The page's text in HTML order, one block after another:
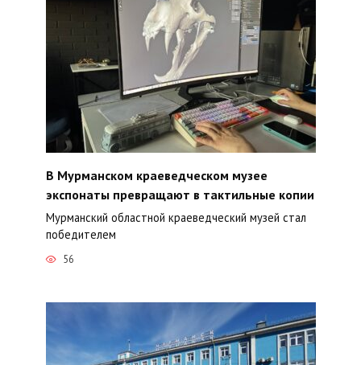
В Мурманском краеведческом музее
экспонаты превращают в тактильные копии
Мурманский областной краеведческий музей стал
победителем
56